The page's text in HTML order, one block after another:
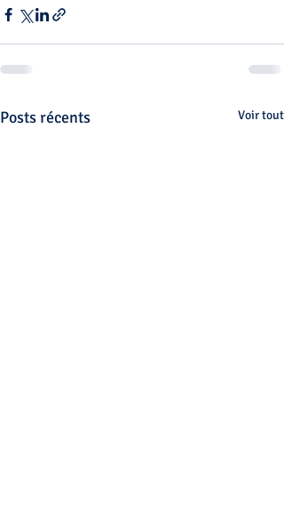
Posts récents Voir tout